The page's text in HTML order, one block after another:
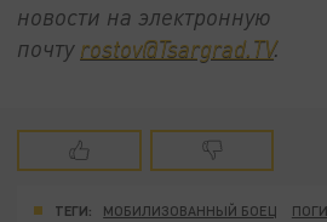
новости на электронную
почту rostov@Tsargrad.ТV.
ТЕГИ: МОБИЛИЗОВАННЫЙ БОЕЦ